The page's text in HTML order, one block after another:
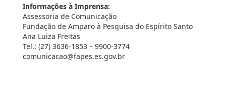
Informações à Imprensa:
Assessoria de Comunicação
Fundação de Amparo à Pesquisa do Espírito Santo
Ana Luiza Freitas
Tel.: (27) 3636-1853 – 9900-3774
comunicacao@fapes.es.gov.br